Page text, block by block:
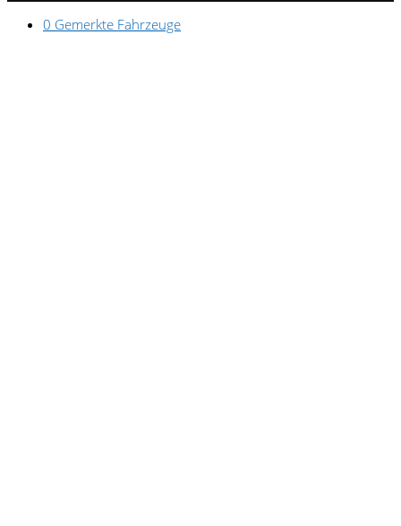
0 Gemerkte Fahrzeuge